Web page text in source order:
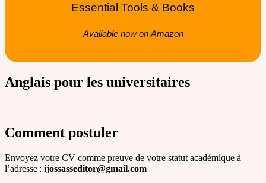
Essential Tools & Books
Available now on Amazon
Anglais pour les universitaires
Comment postuler
Envoyez votre CV comme preuve de votre statut académique à
l’adresse : ijossasseditor@gmail.com